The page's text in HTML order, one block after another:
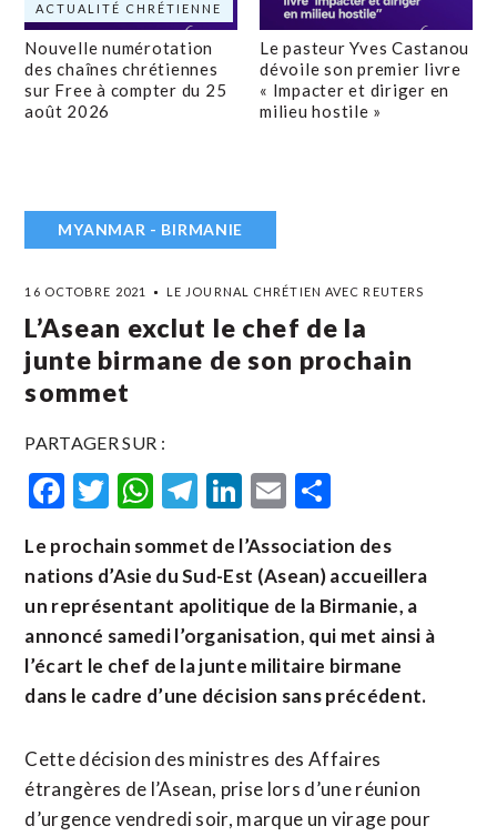
ACTUALITÉ CHRÉTIENNE
Nouvelle numérotation
des chaînes chrétiennes
sur Free à compter du 25
août 2026
Le pasteur Yves Castanou
dévoile son premier livre
« Impacter et diriger en
milieu hostile »
MYANMAR - BIRMANIE
16 OCTOBRE 2021 LE JOURNAL CHRÉTIEN AVEC REUTERS
L’Asean exclut le chef de la
junte birmane de son prochain
sommet
PARTAGER SUR :
Facebook
Twitter
WhatsApp
Telegram
LinkedIn
Email
Le prochain sommet de l’Association des
nations d’Asie du Sud-Est (Asean) accueillera
un représentant apolitique de la Birmanie, a
annoncé samedi l’organisation, qui met ainsi à
l’écart le chef de la junte militaire birmane
dans le cadre d’une décision sans précédent.
Cette décision des ministres des Affaires
étrangères de l’Asean, prise lors d’une réunion
d’urgence vendredi soir, marque un virage pour